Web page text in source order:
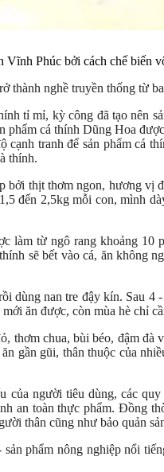
Phúc bởi cách chế biến
thành nghề truyền thống từ
tỉ mỉ, kỳ công đã tạo nên
cá thính Dũng Hoa
tranh để sản phẩm cá
thính.
thịt thơm ngon, hương vị
đến 2,5kg mỗi con, mình
từ ngô rang khoảng 10
sẽ bết vào cá, ăn không
nan tre đậy kín. Sau 4
ăn được, còn mùa hè chỉ
chua, bùi béo, đậm
gần gũi, thân thuộc của
người tiêu dùng, các
an toàn thực phẩm. Đồng
thân cũng như bảo quản
phẩm nông nghiệp nổi